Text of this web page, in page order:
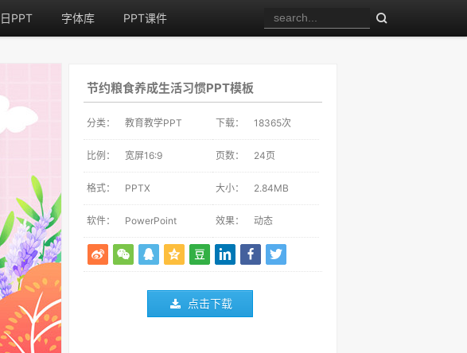
PPT 字体库 PPT课件
节约粮食养成生活习惯PPT模板
分类： 教育教学PPT 下载： 18365次
比例： 宽屏16:9 页数： 24页
格式： PPTX 大小： 2.84MB
软件： PowerPoint 效果： 动态
点击下载